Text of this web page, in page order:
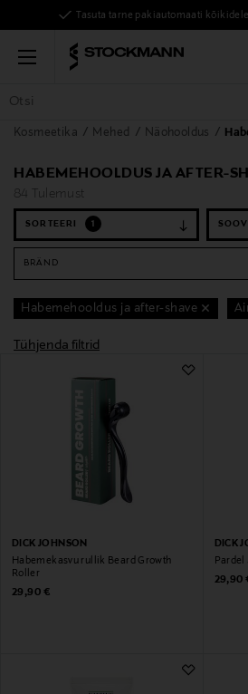
Tasuta tarne pakiautomaati
Menu
KÕIK TOOTED NAISED MEHED
Kosmeetika Mehed Näohooldus
HABEMEHOOLDUS JA AFTER-
84 Tulemust
SORTEERI 1
BRÄND
Habemehooldus ja after-shave
Tühjenda filtrid
DICK JOHNSON
Habemekasvu rullik Beard Growth
Roller
Original Price
29,90 €
DICK
Pardel
29,90